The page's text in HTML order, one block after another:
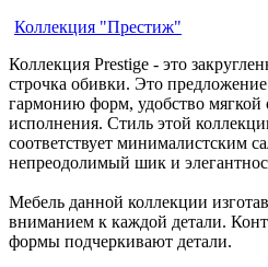
Коллекция "Престиж"
Коллекция Prestige - это
строчка обивки. Это
гармонию форм, удобство мягкой
исполнения. Стиль этой
соответствует минималистским
непреодолимый шик и
Мебель данной коллекции
вниманием к каждой детали.
формы подчеркивают детали.